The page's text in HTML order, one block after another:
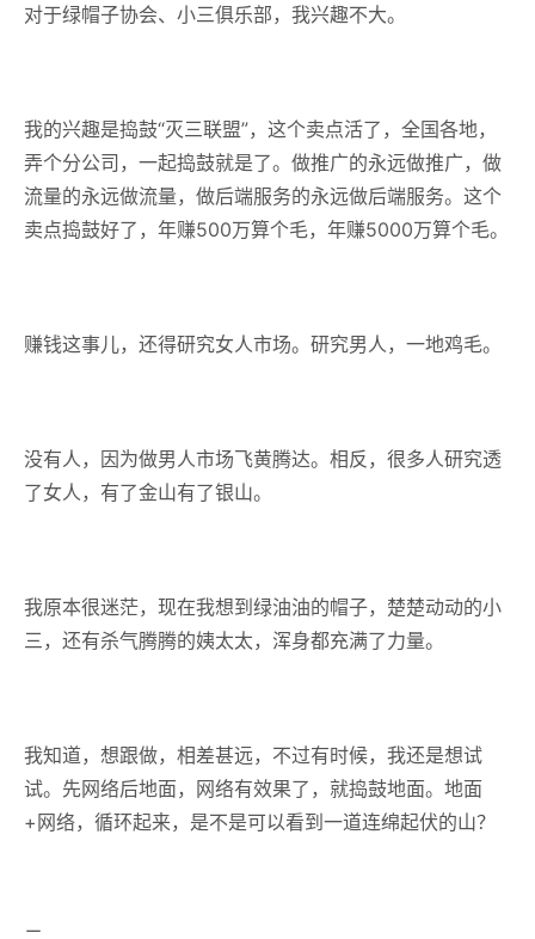
对于绿帽子协会、小三俱乐部，我兴趣不大。
我的兴趣是捣鼓“灭三联盟”，这个卖点活了，全国各地，
弄个分公司，一起捣鼓就是了。做推广的永远做推广，做
流量的永远做流量，做后端服务的永远做后端服务。这个
卖点捣鼓好了，年赚500万算个毛，年赚5000万算个毛。
赚钱这事儿，还得研究女人市场。研究男人，一地鸡毛。
没有人，因为做男人市场飞黄腾达。相反，很多人研究透
了女人，有了金山有了银山。
我原本很迷茫，现在我想到绿油油的帽子，楚楚动动的小
三，还有杀气腾腾的姨太太，浑身都充满了力量。
我知道，想跟做，相差甚远，不过有时候，我还是想试
试。先网络后地面，网络有效果了，就捣鼓地面。地面
+网络，循环起来，是不是可以看到一道连绵起伏的山？